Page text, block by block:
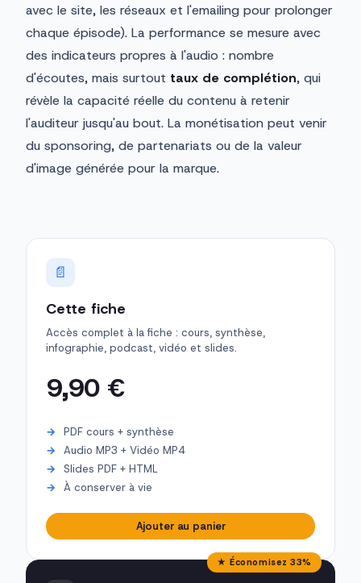
avec le site, les réseaux et l'emailing pour prolonger
chaque épisode). La performance se mesure avec
des indicateurs propres à l'audio : nombre
d'écoutes, mais surtout taux de complétion, qui
révèle la capacité réelle du contenu à retenir
l'auditeur jusqu'au bout. La monétisation peut venir
du sponsoring, de partenariats ou de la valeur
d'image générée pour la marque.
📄
Cette fiche
Accès complet à la fiche : cours, synthèse,
infographie, podcast, vidéo et slides.
9,90 €
PDF cours + synthèse
Audio MP3 + Vidéo MP4
Slides PDF + HTML
À conserver à vie
Ajouter au panier
★ Économisez 33%